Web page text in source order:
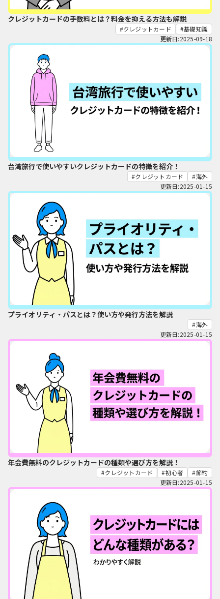
クレジットカードの手数料とは？料金を抑える方法も解説
クレジットカード
基礎知識
更新日:2025-09-18
台湾旅行で使いやすいクレジットカードの特徴を紹介！
クレジットカード
海外
更新日:2025-01-15
プライオリティ・パスとは？使い方や発行方法を解説
海外
更新日:2025-01-15
年会費無料のクレジットカードの種類や選び方を解説！
クレジットカード 初心者
節約
更新日:2025-01-15